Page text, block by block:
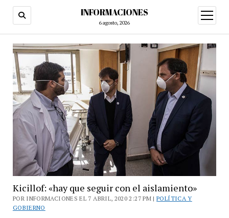
INFORMACIONES
6 agosto, 2026
abrir
menú
Kicillof: «hay que seguir con el aislamiento»
POR INFORMACIONES EL 7 ABRIL, 2020 2:27 PM |POLÍTICA Y
GOBIERNO